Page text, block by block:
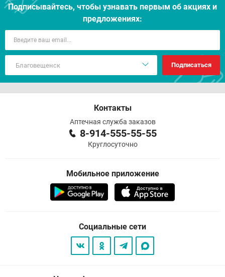
Подписывайтесь, чтобы узнавать первым об акцияx и
предложениях:
Подписаться
Контакты
Аптечная служба заказов
8-914-555-55-55
Круглосуточно
Мобильное приложение
Социальные сети